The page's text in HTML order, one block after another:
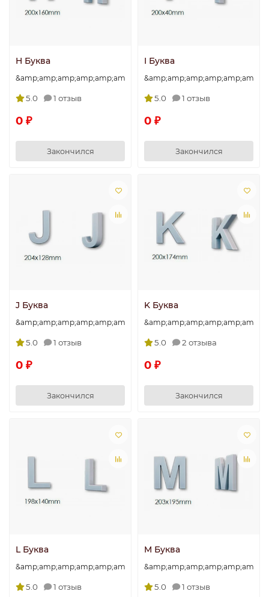
H Буква
5.0 1 отзыв
0 ₽
Закончился
I Буква
5.0 1 отзыв
0 ₽
Закончился
J Буква
5.0 1 отзыв
0 ₽
Закончился
K Буква
5.0 2 отзыва
0 ₽
Закончился
L Буква
5.0 1 отзыв
M Буква
5.0 1 отзыв